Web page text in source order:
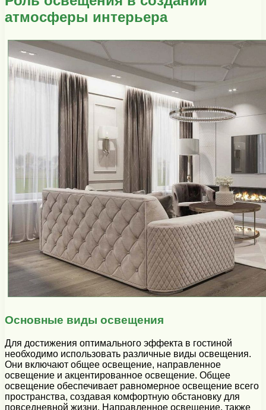
атмосферы интерьера
Основные виды освещения
Для достижения оптимального эффекта в гостиной
необходимо использовать различные виды освещения.
Они включают общее освещение, направленное
освещение и акцентированное освещение. Общее
освещение обеспечивает равномерное освещение всего
пространства, создавая комфортную обстановку для
повседневной жизни. Направленное освещение, также